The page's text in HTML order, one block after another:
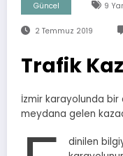
Güncel 9
2 Temmuz 2019
Trafik
İzmir karayolunda bir
meydana gelen
dinilen